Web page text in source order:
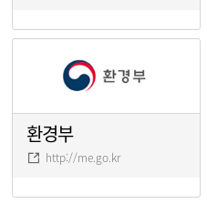
환경부
http://me.go.kr